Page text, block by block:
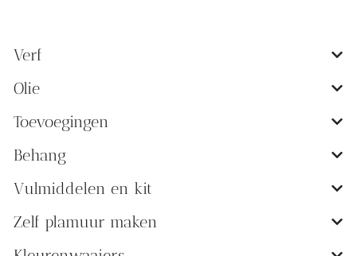
Verf
Olie
Toevoegingen
Behang
Vulmiddelen en kit
Zelf plamuur maken